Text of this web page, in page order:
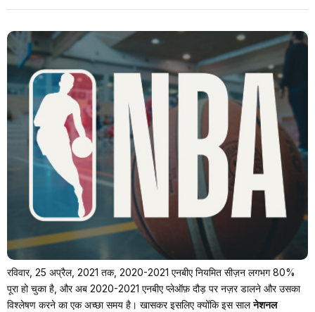
रविवार, 25 अप्रैल, 2021 तक, 2020-2021 एनबीए नियमित सीज़न लगभग 80%
पूरा हो चुका है, और अब 2020-2021 एनबीए प्लेऑफ़ दौड़ पर नज़र डालने और उसका
विश्लेषण करने का एक अच्छा समय है। खासकर इसलिए क्योंकि इस सालनेशनल